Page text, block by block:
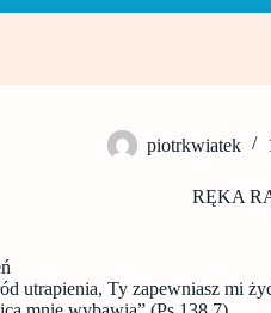
piotrkwiatek
RĘKA
utrapienia, Ty zapewniasz mi